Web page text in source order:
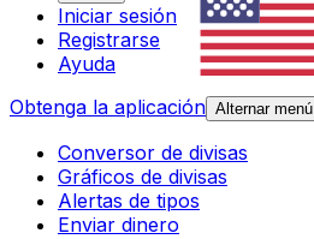
Iniciar sesión
Registrarse
Ayuda
Obtenga la aplicación Alternar menú
Conversor de divisas
Gráficos de divisas
Alertas de tipos
Enviar dinero